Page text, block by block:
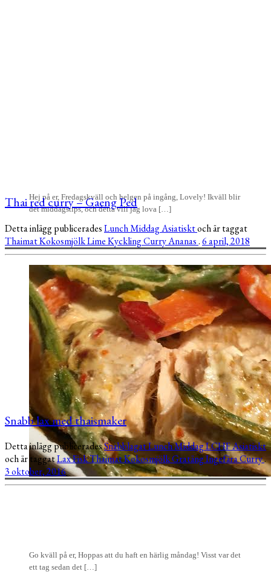
Hej på er, Fredagskväll och helgen på ingång, Lovely! Ikväll blir
det middagstips, och detta vill jag lova […]
Thai red curry – Gaeng Ped
Detta inlägg publiceradesLunchMiddagAsiatisktoch är taggat
ThaimatKokosmjölkLimeKycklingCurryAnanas.6 april, 2018
Go kväll på er, Hoppas att du haft en härlig måndag! Visst var det
ett tag sedan det […]
Snabb lax med thaismaker
Detta inlägg publiceradesSnabblagatLunchMiddagLCHFAsiatiskt
och är taggatLaxFiskThaimatKokosmjölkGratängIngefäraCurry.
3 oktober, 2016